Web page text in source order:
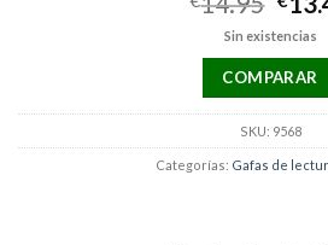
era:
Sin existencias
COMPARAR
SKU: 9568
Categorías: Gafas de